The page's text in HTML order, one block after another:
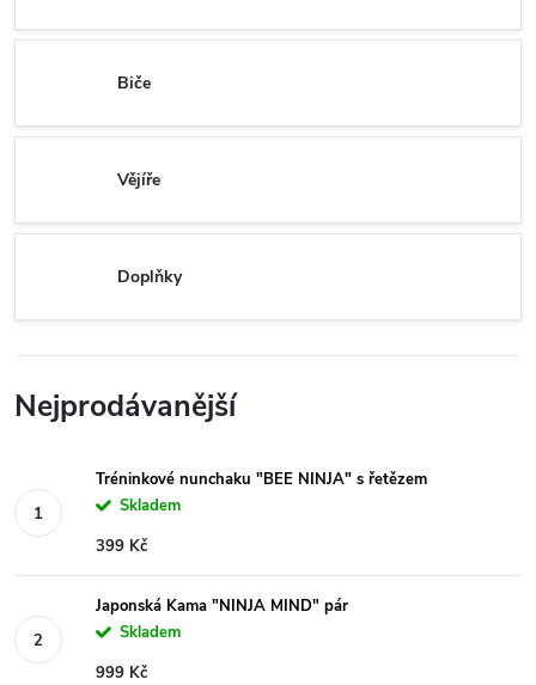
Biče
Vějíře
Doplňky
Nejprodávanější
Tréninkové nunchaku "BEE NINJA" s řetězem
Skladem
399 Kč
Japonská Kama "NINJA MIND" pár
Skladem
999 Kč